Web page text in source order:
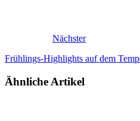
Nächster
Frühlings-Highlights auf dem
Ähnliche Artikel